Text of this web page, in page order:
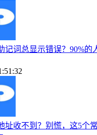
记词总显示错误？90%的
址收不到？别慌，这5个